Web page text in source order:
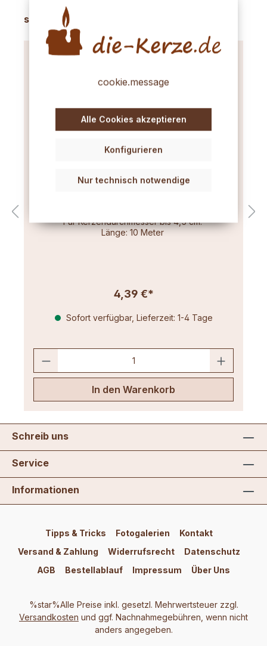
Produktgalerie überspringen
sinnvolles Zubehör
Flachdocht dünn (3x8) 10m
Für Kerzendurchmesser bis 4,5 cm.
Länge: 10 Meter
4,39 €*
Sofort verfügbar, Lieferzeit: 1-4 Tage
In den Warenkorb
Schreib uns
Service
Informationen
Tipps & Tricks Fotogalerien
Kontakt
Versand & Zahlung
Widerrufsrecht
Datenschutz
AGB
Bestellablauf Impressum Über Uns
%star%Alle Preise inkl. gesetzl. Mehrwertsteuer zzgl.
Versandkosten und ggf. Nachnahmegebühren, wenn nicht
anders angegeben.
cookie.message
Nur technisch notwendige
Konfigurieren
Alle Cookies akzeptieren